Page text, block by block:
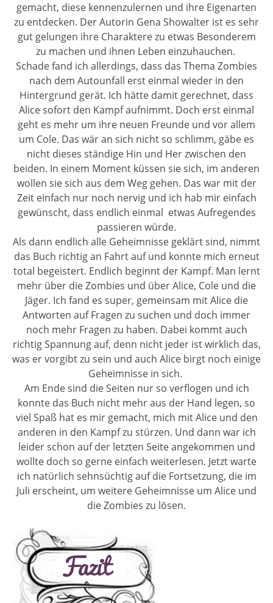
gemacht, diese kennenzulernen und ihre Eigenarten
zu entdecken. Der Autorin Gena Showalter ist es sehr
gut gelungen ihre Charaktere zu etwas Besonderem
zu machen und ihnen Leben einzuhauchen.
Schade fand ich allerdings, dass das Thema Zombies
nach dem Autounfall erst einmal wieder in den
Hintergrund gerät. Ich hätte damit gerechnet, dass
Alice sofort den Kampf aufnimmt. Doch erst einmal
geht es mehr um ihre neuen Freunde und vor allem
um Cole. Das wär an sich nicht so schlimm, gäbe es
nicht dieses ständige Hin und Her zwischen den
beiden. In einem Moment küssen sie sich, im anderen
wollen sie sich aus dem Weg gehen. Das war mit der
Zeit einfach nur noch nervig und ich hab mir einfach
gewünscht, dass endlich einmal etwas Aufregendes
passieren würde.
Als dann endlich alle Geheimnisse geklärt sind, nimmt
das Buch richtig an Fahrt auf und konnte mich erneut
total begeistert. Endlich beginnt der Kampf. Man lernt
mehr über die Zombies und über Alice, Cole und die
Jäger. Ich fand es super, gemeinsam mit Alice die
Antworten auf Fragen zu suchen und doch immer
noch mehr Fragen zu haben. Dabei kommt auch
richtig Spannung auf, denn nicht jeder ist wirklich das,
was er vorgibt zu sein und auch Alice birgt noch einige
Geheimnisse in sich.
Am Ende sind die Seiten nur so verflogen und ich
konnte das Buch nicht mehr aus der Hand legen, so
viel Spaß hat es mir gemacht, mich mit Alice und den
anderen in den Kampf zu stürzen. Und dann war ich
leider schon auf der letzten Seite angekommen und
wollte doch so gerne einfach weiterlesen. Jetzt warte
ich natürlich sehnsüchtig auf die Fortsetzung, die im
Juli erscheint, um weitere Geheimnisse um Alice und
die Zombies zu lösen.